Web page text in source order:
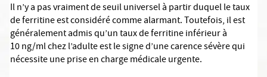
Il n’y a pas vraiment de seuil universel à partir duquel le taux
de ferritine est considéré comme alarmant. Toutefois, il est
généralement admis qu’un taux de ferritine inférieur à
10 ng/ml chez l’adulte est le signe d’une carence sévère qui
nécessite une prise en charge médicale urgente.